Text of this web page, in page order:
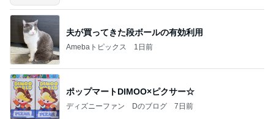
夫が買ってきた段ボールの有効利用
Amebaトピックス 1日前
ポップマートDIMOO×ピクサー☆
ディズニーファン Dのブログ 7日前